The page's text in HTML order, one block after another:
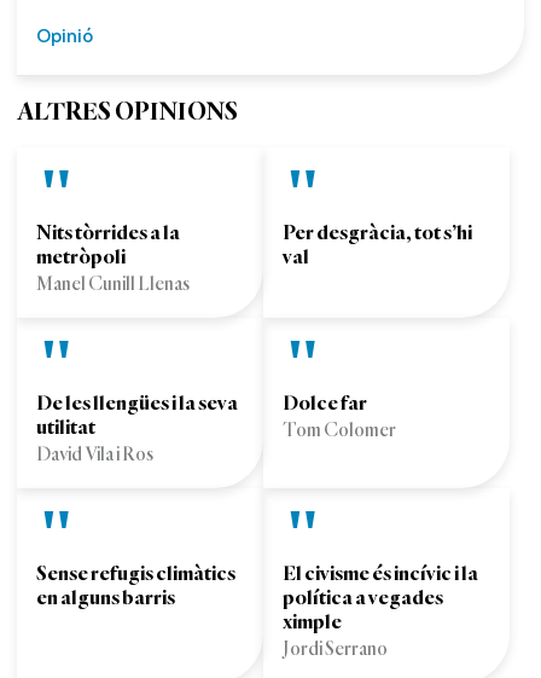
Opinió
ALTRES OPINIONS
Nits tòrrides a la
metròpoli
Manel Cunill Llenas
Per desgràcia, tot s’hi
val
De les llengües i la seva
utilitat
David Vila i Ros
Dolce far
Tom Colomer
Sense refugis climàtics
en alguns barris
El civisme és incívic i la
política a vegades
ximple
Jordi Serrano